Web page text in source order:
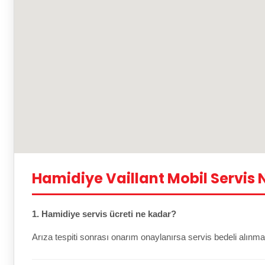
Hamidiye Vaillant Mobil Servis
1. Hamidiye servis ücreti ne kadar?
Arıza tespiti sonrası onarım onaylanırsa servis bedeli